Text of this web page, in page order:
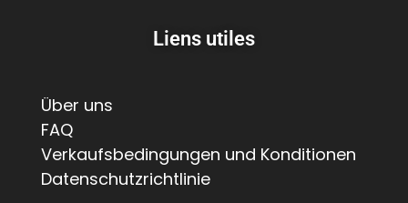
Liens utiles
Über uns
FAQ
Verkaufsbedingungen und Konditionen
Datenschutzrichtlinie